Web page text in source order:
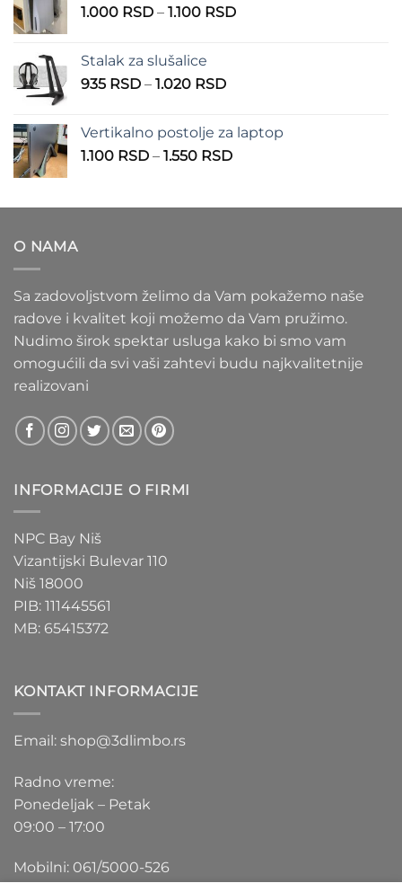
do
1.000 RSD – 1.100 RSDRaspon
Stalak za slušalice
935 RSD – 1.020 RSDRaspon
935 RSD
do
Vertikalno postolje za laptop
1.100 RSD – 1.550 RSDRaspon
1.100 RSD
O NAMA
Sa zadovoljstvom želimo da Vam pokažemo naše
radove i kvalitet koji možemo da Vam pružimo.
Nudimo širok spektar usluga kako bi smo vam
omogućili da svi vaši zahtevi budu najkvalitetnije
realizovani
INFORMACIJE O FIRMI
NPC Bay Niš
Vizantijski Bulevar 110
Niš 18000
PIB: 111445561
MB: 65415372
KONTAKT INFORMACIJE
Email: shop@3dlimbo.rs
Radno vreme:
Ponedeljak – Petak
09:00 – 17:00
Mobilni: 061/5000-526